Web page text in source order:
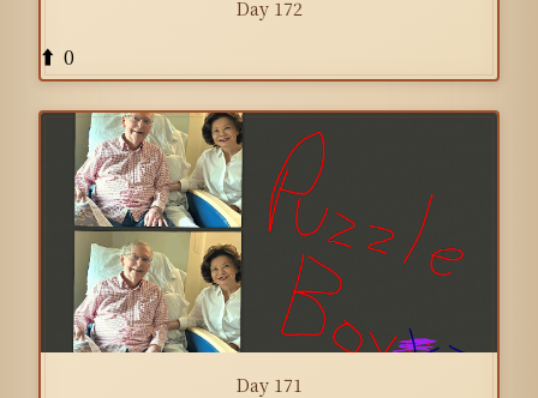
Day 172
⬆️ 0
Day 171